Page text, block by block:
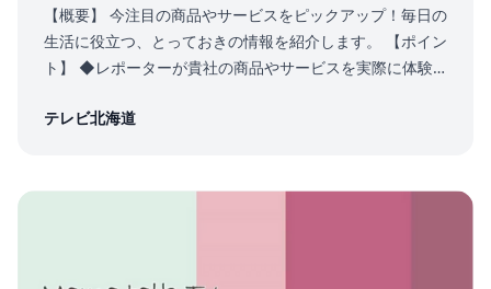
【概要】 今注目の商品やサービスをピックアップ！毎日の
生活に役立つ、とっておきの情報を紹介します。 【ポイン
ト】 ◆レポーターが貴社の商品やサービスを実際に体験
します。 ◆社員やスタッフの方が出演し、レポーターと
◆ゴールデンタイムやプライムタイムといった多くの視聴
ます。 ◆弊社のウェブサイト内の特設ページに動画を掲
テレビ北海道